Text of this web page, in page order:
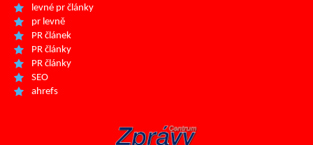
levné pr články
pr levně
PR článek
PR články
PR články
SEO
ahrefs